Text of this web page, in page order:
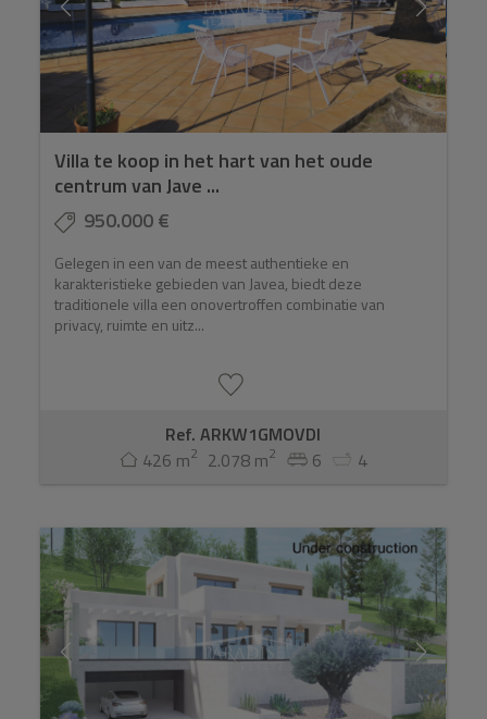
Villa te koop in het hart van het oude
centrum van Jave ...
950.000 €
Gelegen in een van de meest authentieke en
karakteristieke gebieden van Javea, biedt deze
traditionele villa een onovertroffen combinatie van
privacy, ruimte en uitz...
Ref. ARKW1GMOVDI
426 m2 2.078 m2 6 4